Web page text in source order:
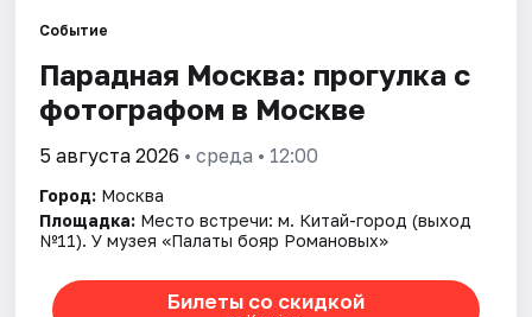
Города
Площадки
Рейтинги
Событие
Парадная Москва: прогулка с
фотографом в Москве
5 августа 2026 • среда • 12:00
Город: Москва
Площадка: Место встречи: м. Китай-город (выход
№11). У музея «Палаты бояр Романовых»
Билеты со скидкой